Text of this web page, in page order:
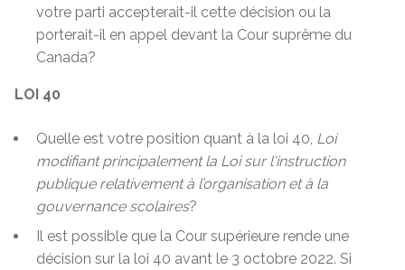
votre parti accepterait-il cette décision ou la
porterait-il en appel devant la Cour suprême du
Canada?
LOI 40
Quelle est votre position quant à la loi 40, Loi
modifiant principalement la Loi sur l'instruction
publique relativement à l’organisation et à la
gouvernance scolaires?
Il est possible que la Cour supérieure rende une
décision sur la loi 40 avant le 3 octobre 2022. Si